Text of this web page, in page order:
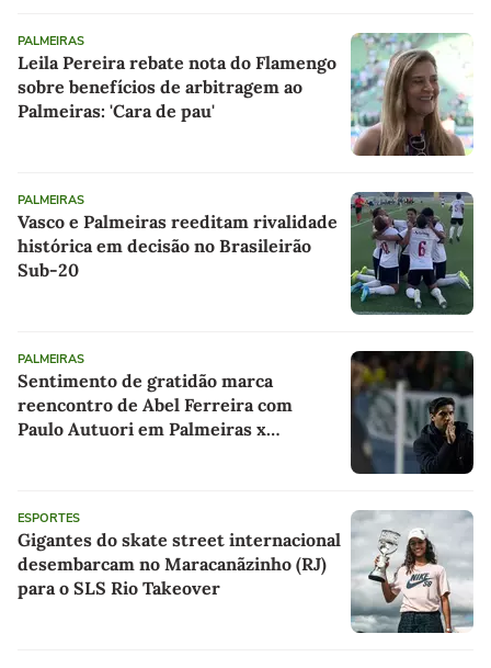
PALMEIRAS
Leila Pereira rebate nota do Flamengo
sobre benefícios de arbitragem ao
Palmeiras: 'Cara de pau'
PALMEIRAS
Vasco e Palmeiras reeditam rivalidade
histórica em decisão no Brasileirão
Sub-20
PALMEIRAS
Sentimento de gratidão marca
reencontro de Abel Ferreira com
Paulo Autuori em Palmeiras x
ESPORTES
Gigantes do skate street internacional
desembarcam no Maracanãzinho (RJ)
para o SLS Rio Takeover